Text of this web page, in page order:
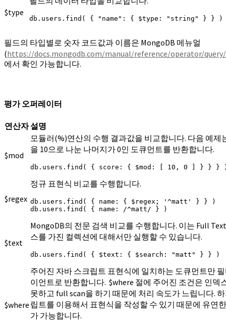
$type
db.users.find( { "name": { $type: "string" } } )
필드의 타입별로 숫자 코드값과 이름은 MongoDB 메뉴얼
(https://docs.mongodb.com/manual/reference/operator/
에서 확인 가능합니다.
평가 오퍼레이터
연산자설명
$mod
모듈러(%)연산의 수행 결과값을 비교합니다. 다음 예제
을 10으로 나눈 나머지가 0인 도큐먼트를 반환합니다.
db.users.find( { score: { $mod: [ 10, 0 ] } } }
$regex
정규 표현식 비교를 수행합니다.
db.users.find( { name: { $regex; '^matt' } } )
db.users.find( { name: /^matt/ } )
$text
MongoDB의 전문 검색 비교를 수행합니다. 이는 Full
스를 가진 컬렉션에 대해서만 실행할 수 있습니다.
db.users.find( { $text: { $search: "matt" } } )
$where
주어진 자바 스크립트 표현식에 일치하는 도큐먼트만
이언트로 반환합니다. $where 절에 주어진 조건은 인덱
못하고 full scan을 하기 때문에 처리 속도가 느립니다.
립트를 이용해서 표현식을 작성할 수 있기 때문에 유연
가 가능합니다.